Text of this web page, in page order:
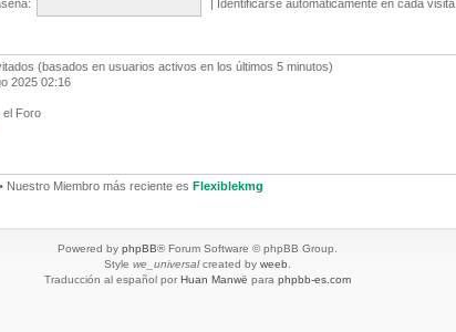
Identificarse automáticamente en cada visita
(basados en usuarios activos en los últimos 5 minutos)
2025 02:16
el Foro
• Nuestro Miembro más reciente es Flexiblekmg
Powered by phpBB® Forum Software © phpBB Group.
Style we_universalcreated by weeb
Traducción al español por Huan Manwë para phpbb-es.com